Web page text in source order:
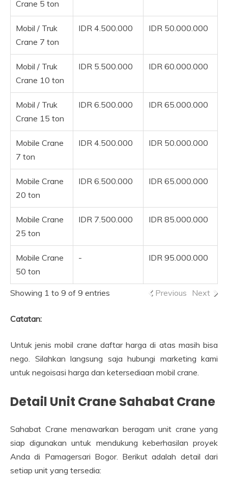
Crane 5 ton
Mobil / Truk
Crane 7 ton
IDR 4.500.000 IDR 50.000.000
Mobil / Truk
Crane 10 ton
IDR 5.500.000 IDR 60.000.000
Mobil / Truk
Crane 15 ton
IDR 6.500.000 IDR 65.000.000
Mobile Crane
7 ton
IDR 4.500.000 IDR 50.000.000
Mobile Crane
20 ton
IDR 6.500.000 IDR 65.000.000
Mobile Crane
25 ton
IDR 7.500.000 IDR 85.000.000
Mobile Crane
50 ton
- IDR 95.000.000
Showing 1 to 9 of 9 entries Previous Next
Catatan:
Untuk jenis mobil crane daftar harga di atas masih bisa
nego. Silahkan langsung saja hubungi marketing kami
untuk negoisasi harga dan ketersediaan mobil crane.
Detail Unit Crane Sahabat Crane
Sahabat Crane menawarkan beragam unit crane yang
siap digunakan untuk mendukung keberhasilan proyek
Anda di Pamagersari Bogor. Berikut adalah detail dari
setiap unit yang tersedia: